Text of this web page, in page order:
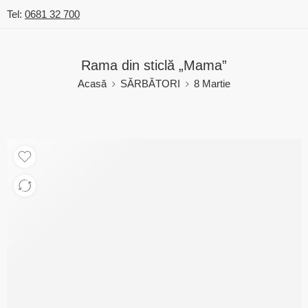
Tel: 0681 32 700
Rama din sticlă „Mama”
Acasă SĂRBĂTORI 8 Martie